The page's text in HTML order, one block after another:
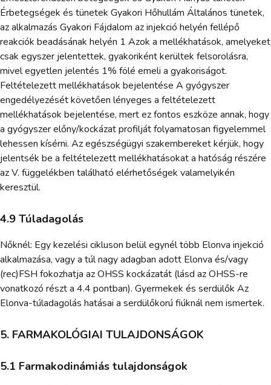
Érbetegségek és tünetek Gyakori Hőhullám Általános tünetek,
az alkalmazás Gyakori Fájdalom az injekció helyén fellépő
reakciók beadásának helyén 1 Azok a mellékhatások, amelyeket
csak egyszer jelentettek, gyakoriként kerültek felsorolásra,
mivel egyetlen jelentés 1% fölé emeli a gyakoriságot.
Feltételezett mellékhatások bejelentése A gyógyszer
engedélyezését követően lényeges a feltételezett
mellékhatások bejelentése, mert ez fontos eszköze annak, hogy
a gyógyszer előny/kockázat profilját folyamatosan figyelemmel
lehessen kísérni. Az egészségügyi szakembereket kérjük, hogy
jelentsék be a feltételezett mellékhatásokat a hatóság részére
az V. függelékben található elérhetőségek valamelyikén
keresztül.
4.9 Túladagolás
Nőknél: Egy kezelési cikluson belül egynél több Elonva injekció
alkalmazása, vagy a túl nagy adagban adott Elonva és/vagy
(rec)FSH fokozhatja az OHSS kockázatát (lásd az OHSS-re
vonatkozó részt a 4.4 pontban). Gyermekek és serdülők Az
Elonva-túladagolás hatásai a serdülőkorú fiúknál nem ismertek.
5. FARMAKOLÓGIAI TULAJDONSÁGOK
5.1 Farmakodinámiás tulajdonságok